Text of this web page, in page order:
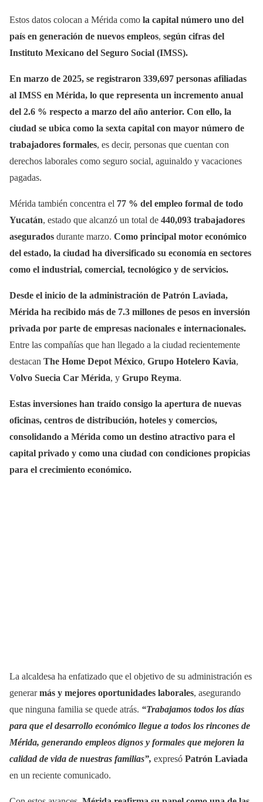
Estos datos colocan a Mérida como la capital número uno del
país en generación de nuevos empleos, según cifras del
Instituto Mexicano del Seguro Social (IMSS).
En marzo de 2025, se registraron 339,697 personas afiliadas
al IMSS en Mérida, lo que representa un incremento anual
del 2.6 % respecto a marzo del año anterior. Con ello, la
ciudad se ubica como la sexta capital con mayor número de
trabajadores formales, es decir, personas que cuentan con
derechos laborales como seguro social, aguinaldo y vacaciones
pagadas.
Mérida también concentra el 77 % del empleo formal de todo
Yucatán, estado que alcanzó un total de 440,093 trabajadores
asegurados durante marzo. Como principal motor económico
del estado, la ciudad ha diversificado su economía en sectores
como el industrial, comercial, tecnológico y de servicios.
Desde el inicio de la administración de Patrón Laviada,
Mérida ha recibido más de 7.3 millones de pesos en inversión
privada por parte de empresas nacionales e internacionales.
Entre las compañías que han llegado a la ciudad recientemente
destacan The Home Depot México, Grupo Hotelero Kavia,
Volvo Suecia Car Mérida, y Grupo Reyma.
Estas inversiones han traído consigo la apertura de nuevas
oficinas, centros de distribución, hoteles y comercios,
consolidando a Mérida como un destino atractivo para el
capital privado y como una ciudad con condiciones propicias
para el crecimiento económico.
La alcaldesa ha enfatizado que el objetivo de su administración es
generarmás y mejores oportunidades laborales, asegurando
que ninguna familia se quede atrás. “Trabajamos todos los días
para que el desarrollo económico llegue a todos los rincones de
Mérida, generando empleos dignos y formales que mejoren la
calidad de vida de nuestras familias”, expresó Patrón Laviada
en un reciente comunicado.